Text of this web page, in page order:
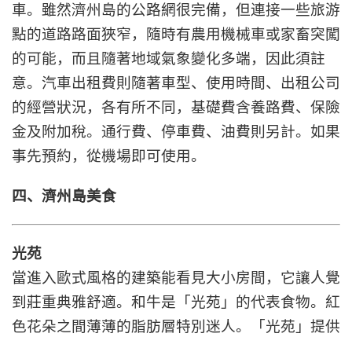
車。雖然濟州島的公路網很完備，但連接一些旅游
點的道路路面狹窄，隨時有農用機械車或家畜突闖
的可能，而且隨著地域氣象變化多端，因此須註
意。汽車出租費則隨著車型、使用時間、出租公司
的經營狀況，各有所不同，基礎費含養路費、保險
金及附加稅。通行費、停車費、油費則另計。如果
事先預約，從機場即可使用。
四、濟州島美食
光苑
當進入歐式風格的建築能看見大小房間，它讓人覺
到莊重典雅舒適。和牛是「光苑」的代表食物。紅
色花朵之間薄薄的脂肪層特別迷人。「光苑」提供